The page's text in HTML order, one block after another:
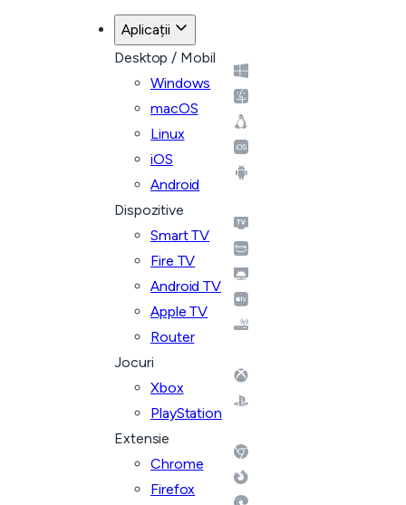
Aplicații
Desktop / Mobil
Windows
macOS
Linux
iOS
Android
Dispozitive
Smart TV
Fire TV
Android TV
Apple TV
Router
Jocuri
Xbox
PlayStation
Extensie
Chrome
Firefox